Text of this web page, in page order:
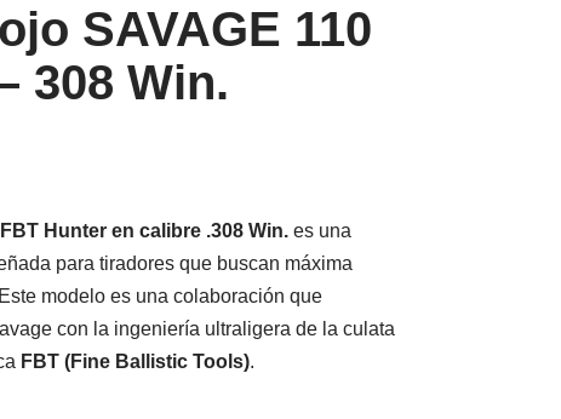
SAVAGE 110
308 Win.
Hunter en calibre .308 Win.es una
para tiradores que buscan máxima
modelo es una colaboración que
con la ingeniería ultraligera de la culata
FBT (Fine Ballistic Tools).